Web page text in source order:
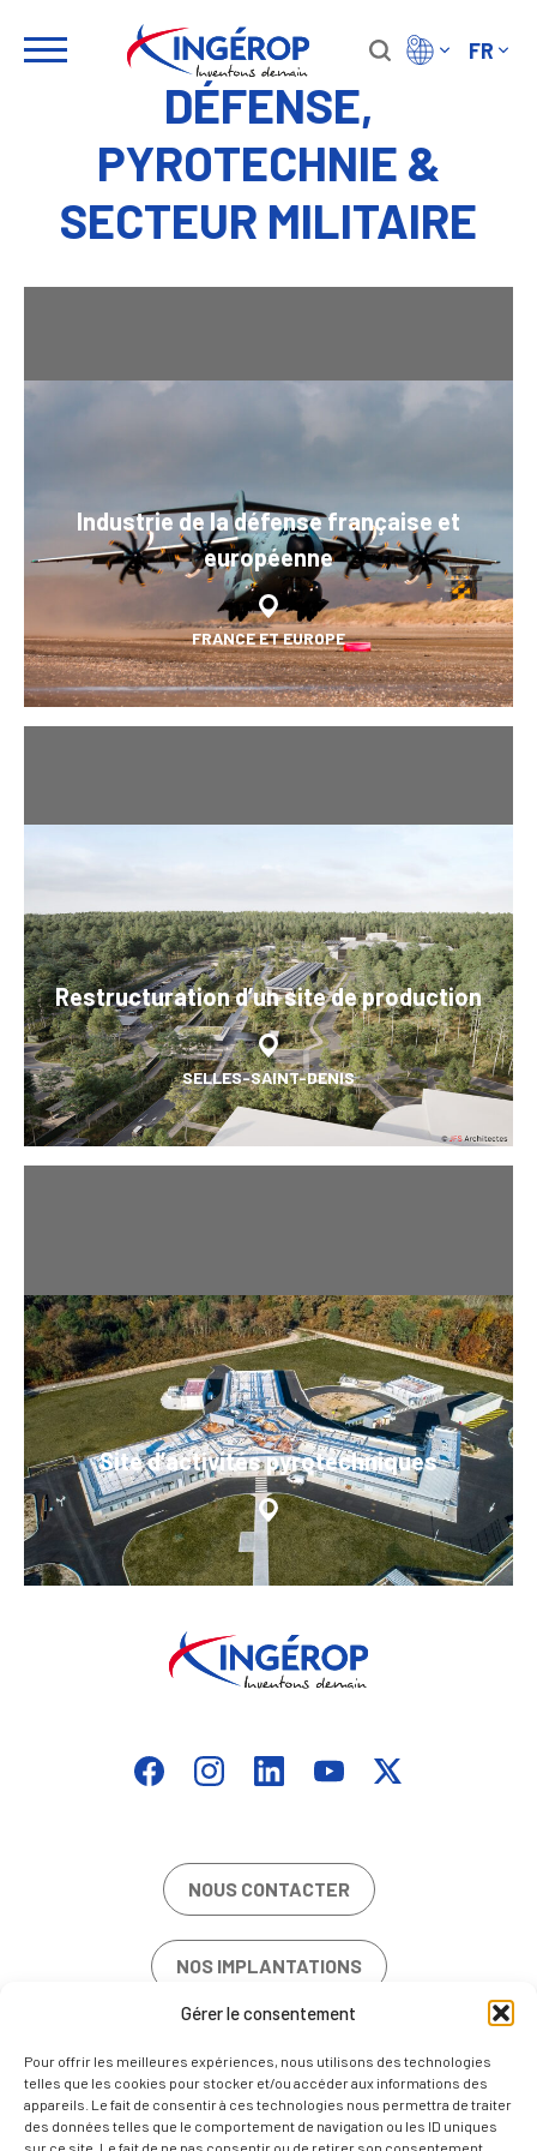
Gérer le consentement
Pour offrir les meilleures expériences, nous utilisons des technologies
telles que les cookies pour stocker et/ou accéder aux informations des
appareils. Le fait de consentir à ces technologies nous permettra de traiter
des données telles que le comportement de navigation ou les ID uniques
sur ce site. Le fait de ne pas consentir ou de retirer son consentement
content
FR
DÉFENSE,
PYROTECHNIE &
SECTEUR MILITAIRE
Industrie de la défense française et
européenne
FRANCE ET EUROPE
Restructuration d’un site de production
SELLES-SAINT-DENIS
Site d’activités pyrotechniques
NOUS CONTACTER
NOS IMPLANTATIONS